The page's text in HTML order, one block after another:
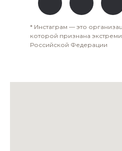
* Инстаграм — это
которой признана
Российской Федерации